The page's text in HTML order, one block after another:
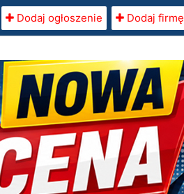
Dodaj ogłoszenie Dodaj firmę